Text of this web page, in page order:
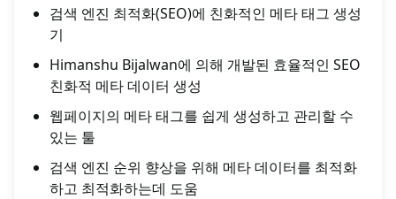
검색 엔진 최적화(SEO)에 친화적인 메타 태그 생성
기
Himanshu Bijalwan에 의해 개발된 효율적인 SEO
친화적 메타 데이터 생성
웹페이지의 메타 태그를 쉽게 생성하고 관리할 수
있는 툴
검색 엔진 순위 향상을 위해 메타 데이터를 최적화
하고 최적화하는데 도움